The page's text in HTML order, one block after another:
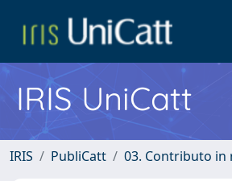
IRIS UniCatt
IRIS PubliCatt 03. Contributo in